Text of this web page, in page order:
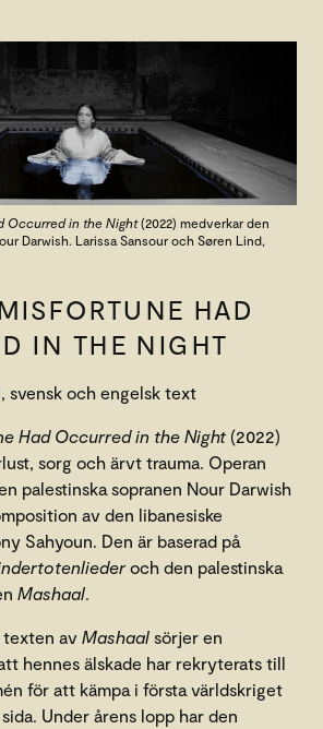
Occurred in the Night(2022) medverkar den
Darwish. Larissa Sansour och Søren Lind,
HAD
IN THE NIGHT
svensk och engelsk text
Had Occurred in the Night (2022)
sorg och ärvt trauma. Operan
palestinska sopranen Nour Darwish
av den libanesiske
Sahyoun. Den är baserad på
och den palestinska
Mashaal
texten av Mashaal sörjer en
hennes älskade har rekryterats till
för att kämpa i första världskriget
Under årens lopp har den